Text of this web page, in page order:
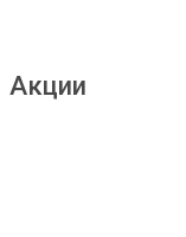
Акции